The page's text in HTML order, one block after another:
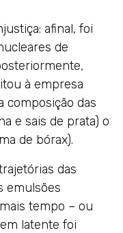
afinal, foi
de
à empresa
composição das
e sais de prata) o
de bórax).
das
emulsões
tempo – ou
latente foi